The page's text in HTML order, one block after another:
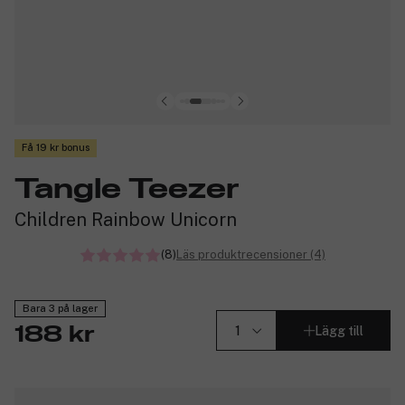
Få 19 kr bonus
Tangle Teezer
Children Rainbow Unicorn
(8)Läs produktrecensioner (4)
Bara 3 på lager
188 kr Lägg till